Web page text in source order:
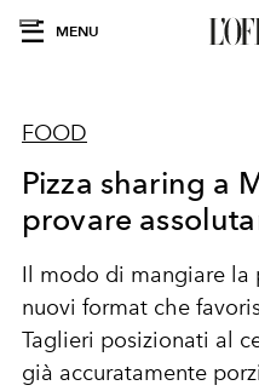
MENU
FOOD
Pizza sharing a
provare
Il modo di mangiare la
nuovi format che
Taglieri posizionati al
già accuratamente